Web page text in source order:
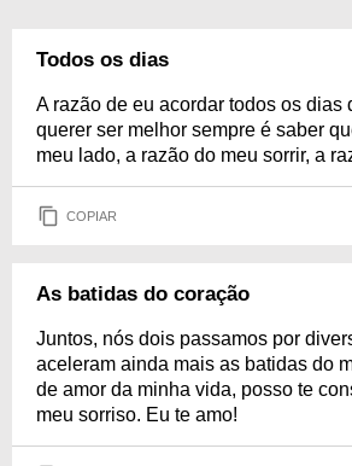
Todos os dias
A razão de eu acordar todos os dias
querer ser melhor sempre é saber
meu lado, a razão do meu sorrir, a
COPIAR
As batidas do coração
Juntos, nós dois passamos por
aceleram ainda mais as batidas do
de amor da minha vida, posso te
meu sorriso. Eu te amo!